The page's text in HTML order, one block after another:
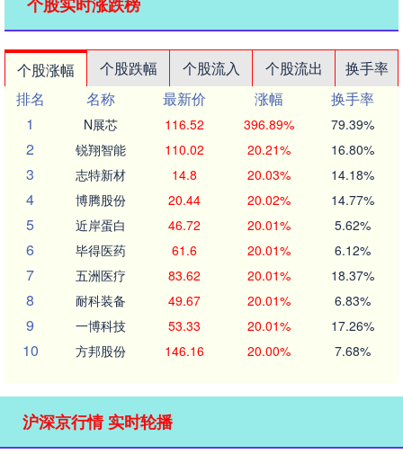
个股涨幅 个股跌幅 个股流入 个股流出
换手率
排名
名称 最新价 涨幅
换手率
1
N展芯 116.52 396.89% 79.39%
2 锐翔智能 110.02 20.21% 16.80%
3 志特新材 14.8 20.03% 14.18%
4 博腾股份 20.44 20.02% 14.77%
5 近岸蛋白 46.72 20.01% 5.62%
6 毕得医药 61.6 20.01% 6.12%
7 五洲医疗 83.62 20.01% 18.37%
8 耐科装备 49.67 20.01% 6.83%
9 一博科技 53.33 20.01% 17.26%
10 方邦股份 146.16 20.00% 7.68%
沪深京行情 实时轮播